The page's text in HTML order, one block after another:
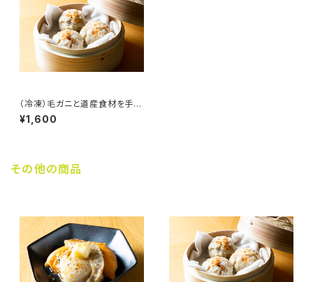
（冷凍）毛ガニと道産食材を手包
みで！【ホタテ毛かに焼売】※9
箱〜24箱まで
¥1,600
その他の商品